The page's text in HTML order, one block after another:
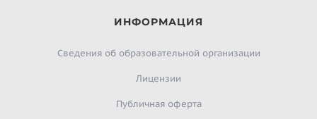
ИНФОРМАЦИЯ
Сведения об образовательной организации
Лицензии
Публичная оферта